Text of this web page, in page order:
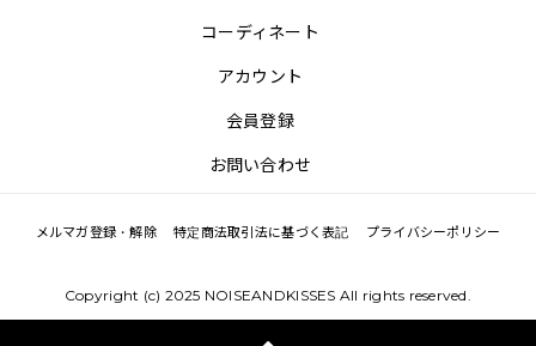
コーディネート
アカウント
会員登録
お問い合わせ
メルマガ登録・解除 特定商法取引法に基づく表記 プライバシーポリシー
Copyright (c) 2025 NOISEANDKISSES All rights reserved.